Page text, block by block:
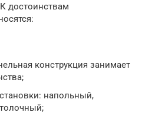
достоинствам
конструкция занимает
напольный,